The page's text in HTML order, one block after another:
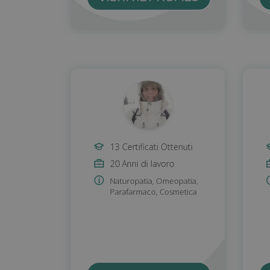
13 Certificati Ottenuti
20 Anni di lavoro
Naturopatia, Omeopatia,
Parafarmaco, Cosmetica